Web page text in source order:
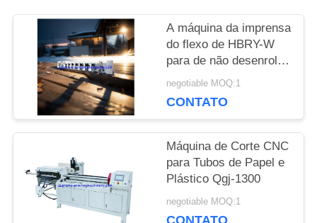
ORÇAMENTO
MAPA
DO
POLÍTICA
A máquina da imprensa
do flexo de HBRY-W
para de não desenrolar
e rebobinar a estação
carimbo fria do filme da
negotiable MOQ:1
CONTATO
Máquina de Corte CNC
para Tubos de Papel e
Plástico Qgj-1300
negotiable MOQ:1